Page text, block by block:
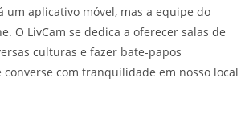
um aplicativo móvel, mas a equipe do
O LivCam se dedica a oferecer salas de
culturas e fazer bate-papos
com tranquilidade em nosso local